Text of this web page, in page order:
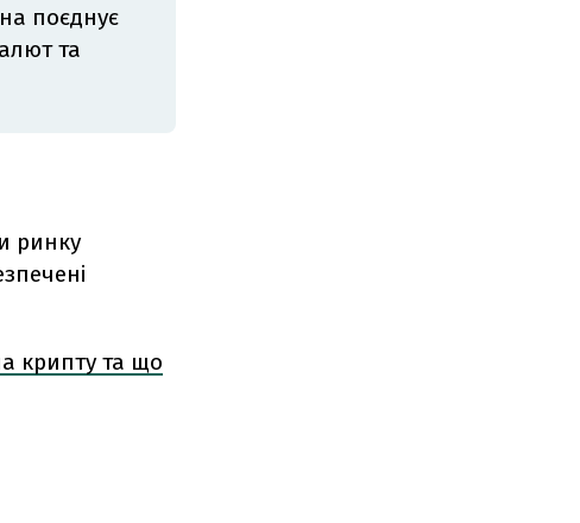
поєднує
та
ринку
крипту та що